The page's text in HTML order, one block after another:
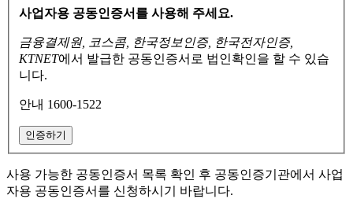
사업자용 공동인증서를 사용해 주세요.
금융결제원, 코스콤, 한국정보인증, 한국전자인증,
KTNET에서 발급한 공동인증서로 법인확인을 할 수 있습
니다.
안내 1600-1522
인증하기
사용 가능한 공동인증서 목록 확인 후 공동인증기관에서 사업
자용 공동인증서를 신청하시기 바랍니다.